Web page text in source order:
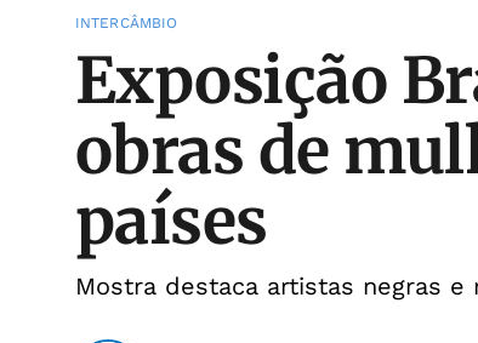
INTERCÂMBIO
Exposição
obras de
países
Mostra destaca artistas negras e